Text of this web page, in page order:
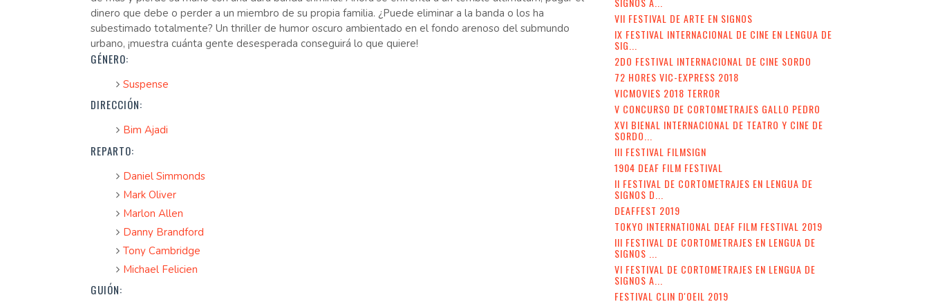
dinero que debe o perder a un miembro de su propia familia. ¿Puede eliminar a la banda o los ha
subestimado totalmente? Un thriller de humor oscuro ambientado en el fondo arenoso del submundo
urbano, ¡muestra cuánta gente desesperada conseguirá lo que quiere!
GÉNERO:
Suspense
DIRECCIÓN:
Bim Ajadi
REPARTO:
Daniel Simmonds
Mark Oliver
Marlon Allen
Danny Brandford
Tony Cambridge
Michael Felicien
GUIÓN:
VII FESTIVAL DE ARTE EN SIGNOS
IX FESTIVAL INTERNACIONAL DE CINE EN LENGUA DE
SIG...
2DO FESTIVAL INTERNACIONAL DE CINE SORDO
72 HORES VIC-EXPRESS 2018
VICMOVIES 2018 TERROR
V CONCURSO DE CORTOMETRAJES GALLO PEDRO
XVI BIENAL INTERNACIONAL DE TEATRO Y CINE DE
SORDO...
III FESTIVAL FILMSIGN
1904 DEAF FILM FESTIVAL
II FESTIVAL DE CORTOMETRAJES EN LENGUA DE
SIGNOS D...
DEAFFEST 2019
TOKYO INTERNATIONAL DEAF FILM FESTIVAL 2019
III FESTIVAL DE CORTOMETRAJES EN LENGUA DE
SIGNOS ...
VI FESTIVAL DE CORTOMETRAJES EN LENGUA DE
SIGNOS A...
FESTIVAL CLIN D'OEIL 2019